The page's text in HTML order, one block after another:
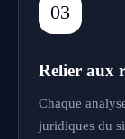
03
Relier aux
Chaque
juridiques du